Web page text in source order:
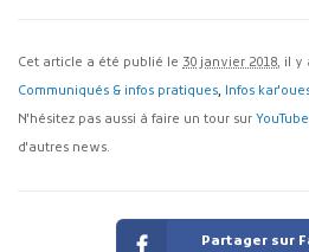
Cet article a été publié le 30 janvier 2018, il y
Communiqués & infos pratiques, Infos
N'hésitez pas aussi à faire un tour sur YouTube
d'autres news.
Partager sur